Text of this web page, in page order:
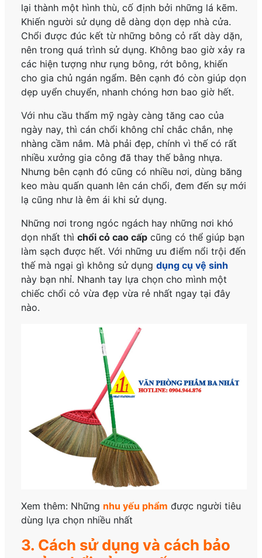
lại thành một hình thù, cố định bởi những lá kẽm.
Khiến người sử dụng dễ dàng dọn dẹp nhà cửa.
Chổi được đúc kết từ những bông cỏ rất dày dặn,
nên trong quá trình sử dụng. Không bao giờ xảy ra
các hiện tượng như rụng bông, rớt bông, khiến
cho gia chủ ngán ngẩm. Bên cạnh đó còn giúp dọn
dẹp uyển chuyển, nhanh chóng hơn bao giờ hết.
Với nhu cầu thẩm mỹ ngày càng tăng cao của
ngày nay, thì cán chổi không chỉ chắc chắn, nhẹ
nhàng cầm nắm. Mà phải đẹp, chính vì thế có rất
nhiều xưởng gia công đã thay thế bằng nhựa.
Nhưng bên cạnh đó cũng có nhiều nơi, dùng băng
keo màu quấn quanh lên cán chổi, đem đến sự mới
lạ cũng như là êm ái khi sử dụng.
Những nơi trong ngóc ngách hay những nơi khó
dọn nhất thìchổi cỏ cao cấp cũng có thể giúp bạn
làm sạch được hết. Với những ưu điểm nổi trội đến
thế mà ngại gì không sử dụngdụng cụ vệ sinh
này bạn nhỉ. Nhanh tay lựa chọn cho mình một
chiếc chổi cỏ vừa đẹp vừa rẻ nhất ngay tại đây
nào.
Xem thêm: Những nhu yếu phẩm được người tiêu
dùng lựa chọn nhiều nhất
3. Cách sử dụng và cách bảo